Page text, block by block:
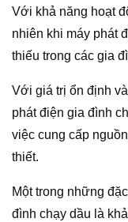
Với khả năng hoạt
nhiên khi máy phát
thiếu trong các gia
Với giá trị ổn định
phát điện gia đình
việc cung cấp
thiết.
Một trong những
đình chạy dầu là